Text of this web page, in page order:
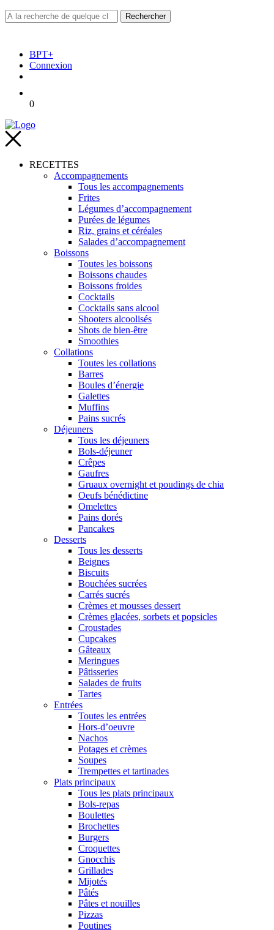
BPT+
Connexion
0
RECETTES
Accompagnements
Tous les accompagnements
Frites
Légumes d’accompagnement
Purées de légumes
Riz, grains et céréales
Salades d’accompagnement
Boissons
Toutes les boissons
Boissons chaudes
Boissons froides
Cocktails
Cocktails sans alcool
Shooters alcoolisés
Shots de bien-être
Smoothies
Collations
Toutes les collations
Barres
Boules d’énergie
Galettes
Muffins
Pains sucrés
Déjeuners
Tous les déjeuners
Bols-déjeuner
Crêpes
Gaufres
Gruaux overnight et poudings de chia
Oeufs bénédictine
Omelettes
Pains dorés
Pancakes
Desserts
Tous les desserts
Beignes
Biscuits
Bouchées sucrées
Carrés sucrés
Crèmes et mousses dessert
Crèmes glacées, sorbets et popsicles
Croustades
Cupcakes
Gâteaux
Meringues
Pâtisseries
Salades de fruits
Tartes
Entrées
Toutes les entrées
Hors-d’oeuvre
Nachos
Potages et crèmes
Soupes
Trempettes et tartinades
Plats principaux
Tous les plats principaux
Bols-repas
Boulettes
Brochettes
Burgers
Croquettes
Gnocchis
Grillades
Mijotés
Pâtés
Pâtes et nouilles
Pizzas
Poutines